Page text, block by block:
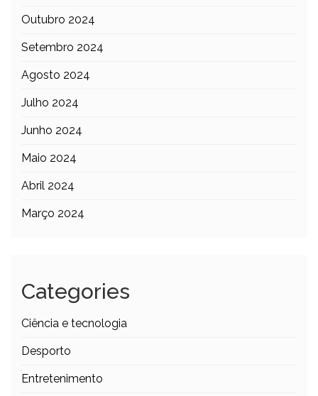
Outubro 2024
Setembro 2024
Agosto 2024
Julho 2024
Junho 2024
Maio 2024
Abril 2024
Março 2024
Categories
Ciência e tecnologia
Desporto
Entretenimento